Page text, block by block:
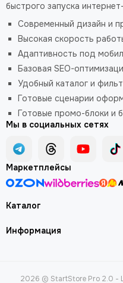
Каталог
Информация
быстрого запуска
Современный дизайн и
Высокая скорость
Адаптивность под
Базовая SEO-
Удобный каталог и
Готовые сценарии
Готовые промо-блоки и
Мы в социальных сетях
Маркетплейсы
2026 © StartStore Pro 2.0 -